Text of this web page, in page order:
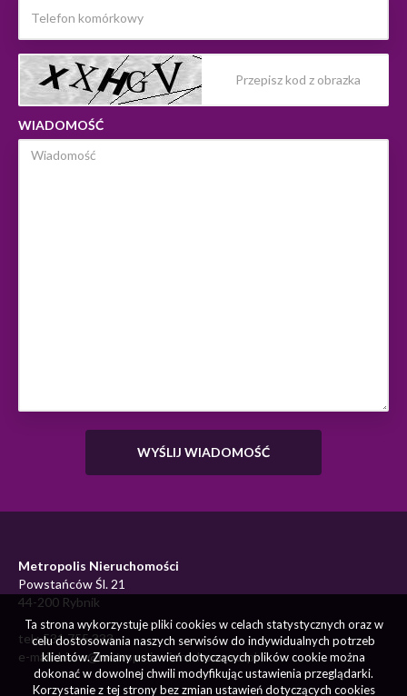
WIADOMOŚĆ
Metropolis Nieruchomości
Powstańców Śl. 21
44-200 Rybnik
tel.: 531 755 333
e-mail:biuro@metropolis.nieruchomosci.pl
Ta strona wykorzystuje pliki cookies w celach statystycznych oraz w
celu dostosowania naszych serwisów do indywidualnych potrzeb
klientów. Zmiany ustawień dotyczących plików cookie można
dokonać w dowolnej chwili modyfikując ustawienia przeglądarki.
Korzystanie z tej strony bez zmian ustawień dotyczących cookies